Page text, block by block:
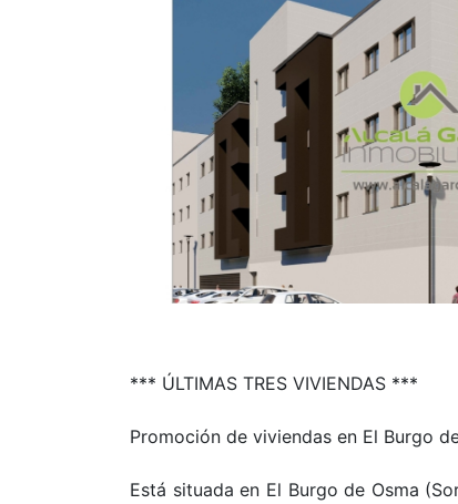
*** ÚLTIMAS TRES VIVIENDAS ***
Promoción de viviendas en El Burgo
Está situada en El Burgo de Osma